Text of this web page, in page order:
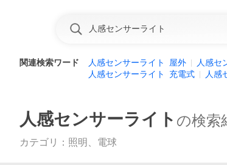
関連検索ワード 人感センサーライト 屋外 人感セ
人感センサーライト
充電式 人感
人感センサーライト の検索
カテゴリ ： 照明、電球